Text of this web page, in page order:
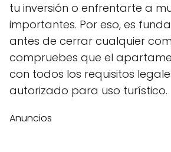
tu inversión o enfrentarte a
importantes. Por eso, es
antes de cerrar cualquier
compruebes que el
con todos los requisitos
autorizado para uso turístico.
Anuncios